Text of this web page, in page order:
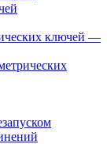
ключей —